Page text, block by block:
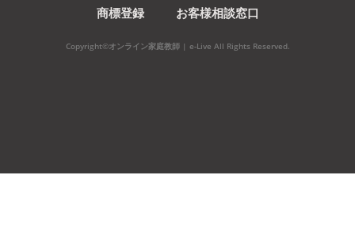
商標登録 お客様相談窓口
Copyright©オンライン家庭教師 | e-Live All Rights Reserved.